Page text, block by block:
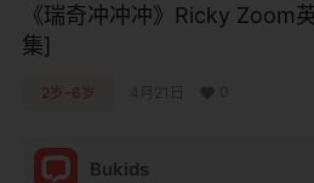
《瑞奇冲冲冲》Ricky Zoom
集]
2岁-6岁 4月21日
Bukids